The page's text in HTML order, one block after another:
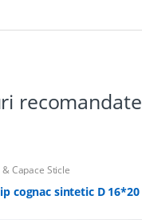
recomandate
Capace Sticle
cognac sintetic D 16*20